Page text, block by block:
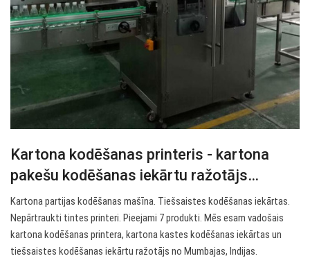
Kartona kodēšanas printeris - kartona
pakešu kodēšanas iekārtu ražotājs…
Kartona partijas kodēšanas mašīna. Tiešsaistes kodēšanas iekārtas.
Nepārtraukti tintes printeri. Pieejami 7 produkti. Mēs esam vadošais
kartona kodēšanas printera, kartona kastes kodēšanas iekārtas un
tiešsaistes kodēšanas iekārtu ražotājs no Mumbajas, Indijas.